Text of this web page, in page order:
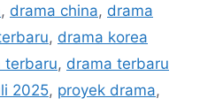
, drama china, drama
, drama korea
terbaru, drama terbaru
2025, proyek drama,